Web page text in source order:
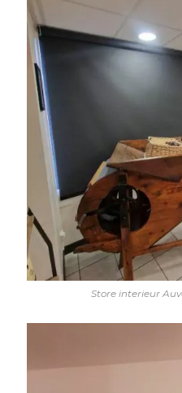
Store interieur